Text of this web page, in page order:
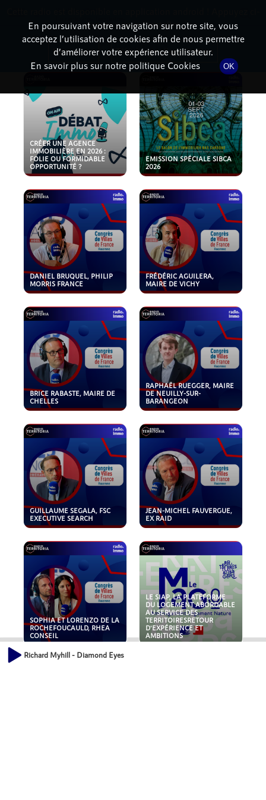
PODCASTS
CRÉER UNE AGENCE
IMMOBILIÈRE EN 2026 :
FOLIE OU FORMIDABLE
OPPORTUNITÉ ?
EMISSION SPÉCIALE SIBCA
2026
DANIEL BRUQUEL, PHILIP
MORRIS FRANCE
FRÉDÉRIC AGUILERA,
MAIRE DE VICHY
BRICE RABASTE, MAIRE DE
CHELLES
RAPHAËL RUEGGER, MAIRE
DE NEUILLY-SUR-
BARANGEON
GUILLAUME SEGALA, FSC
EXECUTIVE SEARCH
JEAN-MICHEL FAUVERGUE,
EX RAID
SOPHIA ET LORENZO DE LA
ROCHEFOUCAULD, RHEA
CONSEIL
LE SIAP, LA PLATEFORME
DU LOGEMENT ABORDABLE
AU SERVICE DES
TERRITOIRESRETOUR
D'EXPÉRIENCE ET
AMBITIONS
Richard Myhill - Diamond Eyes
En poursuivant votre navigation sur notre site, vous
acceptez l’utilisation de cookies afin de nous permettre
d’améliorer votre expérience utilisateur.
En savoir plus sur notre politique Cookies
OK
dessous pour l'installer.
Non merci Télécharger l'application